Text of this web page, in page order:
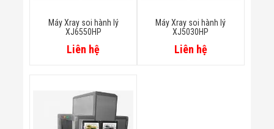
Minh
Sản Phẩm
Máy Xray soi hành lý
XJ6550HP
Liên hệ
Máy Xray soi hành lý
XJ5030HP
Liên hệ